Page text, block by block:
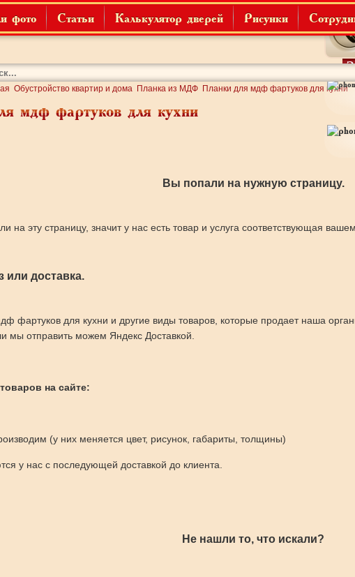
фото Статьи Калькулятор дверей Рисунки
Обустройство квартир и дома Планка из МДФ Планки для мдф фартуков для кухни
мдф фартуков для кухни
Вы попали на нужную страницу.
на эту страницу, значит у нас есть товар и услуга соответствующая
доставка.
фартуков для кухни и другие виды товаров, которые продает наша
мы отправить можем Яндекс Доставкой.
на сайте:
(у них меняется цвет, рисунок, габариты, толщины)
у нас с последующей доставкой до клиента.
Не нашли то, что искали?